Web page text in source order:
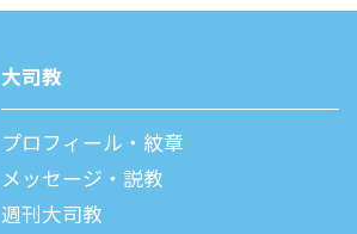
⼤司教
プロフィール・紋章
メッセージ・説教
週刊⼤司教